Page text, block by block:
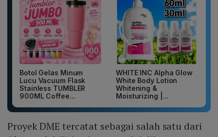
Botol Gelas Minum
Lucu Vacuum Flask
Stainless TUMBLER
900ML Coffee...
WHITE INC Alpha Glow
White Body Lotion
Whitening &
Moisturizing |...
Proyek DME tercatat sebagai salah satu dari